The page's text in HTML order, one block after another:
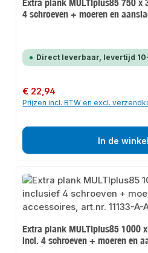
Extra plank MULTIplus85 750 x
4 schroeven + moeren en
Direct leverbaar, levertijd
Normale prijs:
€ 22,94
Prijzen incl. BTW en excl.
In de
Extra plank MULTIplus85 1000
incl. 4 schroeven + moeren en